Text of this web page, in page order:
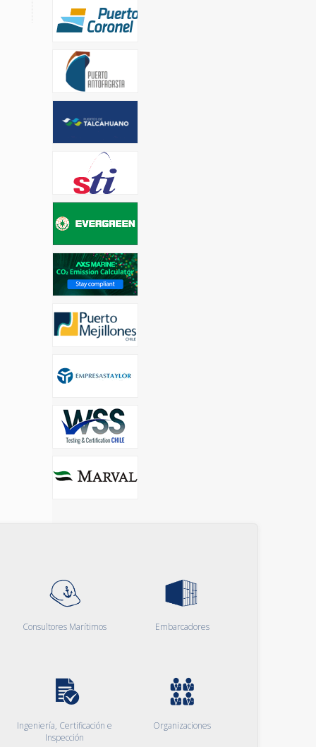
Consultores Marítimos Embarcadores
Ingeniería, Certificación e
Inspección
Organizaciones